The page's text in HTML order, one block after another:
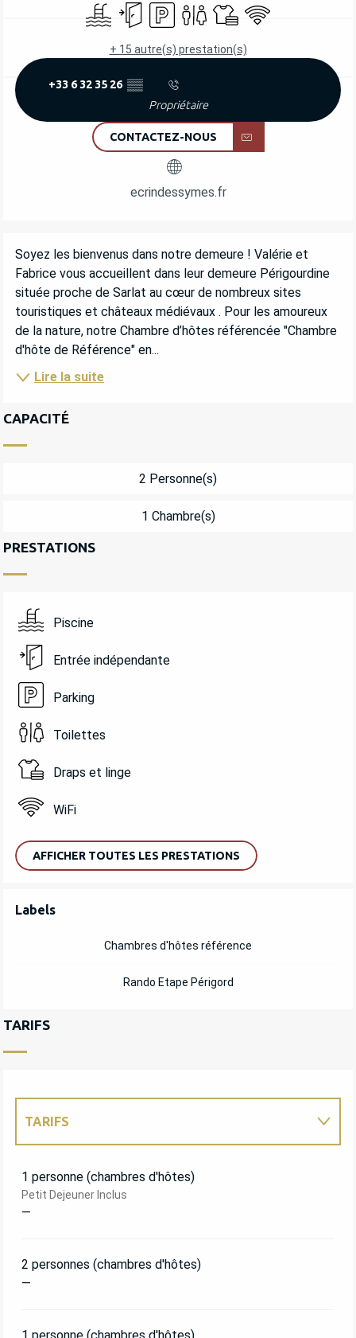
PiscineEntrée indépendante
ParkingToilettesDraps et linge
WiFi
+ 15 autre(s) prestation(s)
+33 6 32 35 26 ▒▒
Propriétaire
CONTACTEZ-NOUS
ecrindessymes.fr
DESCRIPTION
Soyez les bienvenus dans notre demeure ! Valérie et
Fabrice vous accueillent dans leur demeure Périgourdine
située proche de Sarlat au cœur de nombreux sites
touristiques et châteaux médiévaux . Pour les amoureux
de la nature, notre Chambre d’hôtes référencée "Chambre
d'hôte de Référence" en...
Lire la suite
CAPACITÉ
2 Personne(s)
1 Chambre(s)
PRESTATIONS
Piscine
Entrée indépendante
Parking
Toilettes
Draps et linge
WiFi
AFFICHER TOUTES LES PRESTATIONS
OFFRES DE PRESTATIONS
Labels
Labels
Chambres d'hôtes référence
Rando Etape Périgord
TARIFS
TARIFS
TARIFS 2027
1 personne (chambres d'hôtes)
Petit Dejeuner Inclus
—
2 personnes (chambres d'hôtes)
—